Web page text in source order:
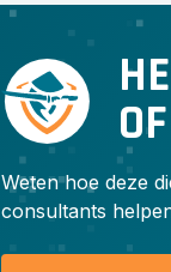
Weten hoe deze
consultants